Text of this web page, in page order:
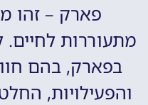
פארק – זהו
מתעוררות לחיים.
בפארק, בהם
והפעילויות,